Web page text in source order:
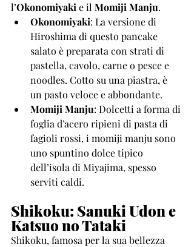
l’Okonomiyaki e il Momiji Manju.
Okonomiyaki: La versione di
Hiroshima di questo pancake
salato è preparata con strati di
pastella, cavolo, carne o pesce e
noodles. Cotto su una piastra, è
un pasto veloce e abbondante.
Momiji Manju: Dolcetti a forma di
foglia d’acero ripieni di pasta di
fagioli rossi, i momiji manju sono
uno spuntino dolce tipico
dell’isola di Miyajima, spesso
serviti caldi.
Shikoku: Sanuki Udon e
Katsuo no Tataki
Shikoku, famosa per la sua bellezza